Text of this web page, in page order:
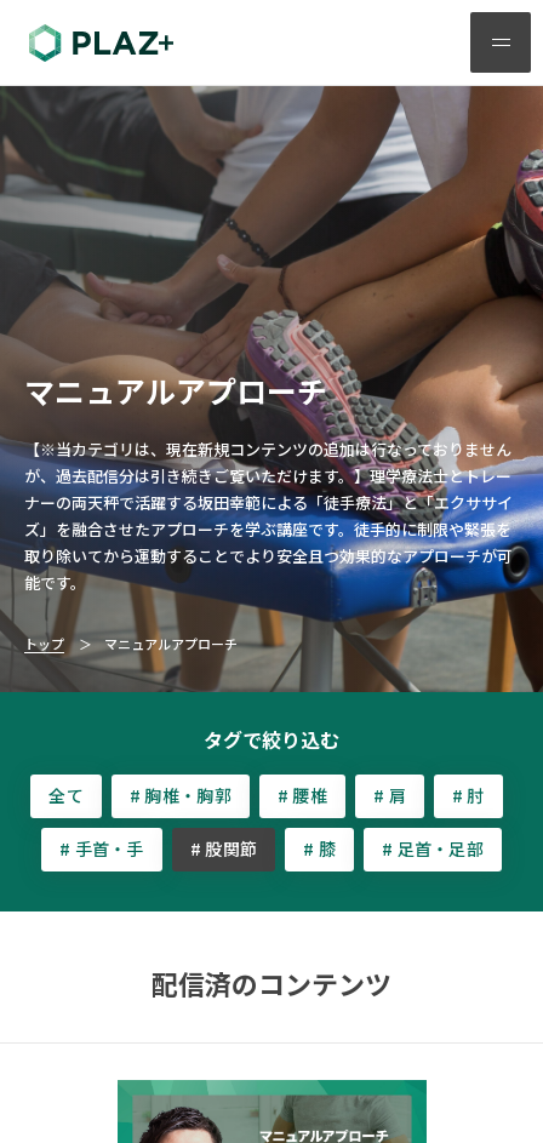
メ
ニ
マニュアルアプローチ
【※当カテゴリは、現在新規コンテンツの追加は行なっておりません
が、過去配信分は引き続きご覧いただけます。】理学療法士とトレー
ナーの両天秤で活躍する坂田幸範による「徒手療法」と「エクササイ
ズ」を融合させたアプローチを学ぶ講座です。徒手的に制限や緊張を
取り除いてから運動することでより安全且つ効果的なアプローチが可
能です。
トップ マニュアルアプローチ
タグで絞り込む
全て # 胸椎・胸郭 # 腰椎 # 肩 # 肘
# 手首・手 # 股関節 # 膝 # 足首・足部
配信済のコンテンツ